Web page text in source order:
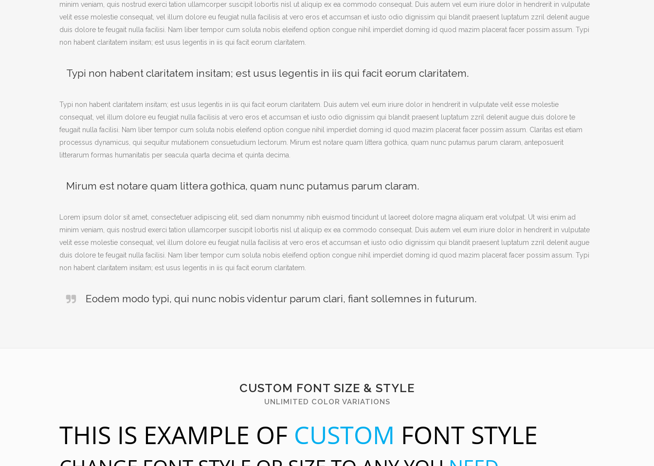
minim veniam, quis nostrud exerci tation ullamcorper suscipit lobortis nisl ut aliquip ex ea commodo consequat. Duis autem vel eum iriure dolor in hendrerit in vulputate
velit esse molestie consequat, vel illum dolore eu feugiat nulla facilisis at vero eros et accumsan et iusto odio dignissim qui blandit praesent luptatum zzril delenit augue
duis dolore te feugait nulla facilisi. Nam liber tempor cum soluta nobis eleifend option congue nihil imperdiet doming id quod mazim placerat facer possim assum. Typi
non habent claritatem insitam; est usus legentis in iis qui facit eorum claritatem.
Typi non habent claritatem insitam; est usus legentis in iis qui facit eorum claritatem.
Typi non habent claritatem insitam; est usus legentis in iis qui facit eorum claritatem. Duis autem vel eum iriure dolor in hendrerit in vulputate velit esse molestie
consequat, vel illum dolore eu feugiat nulla facilisis at vero eros et accumsan et iusto odio dignissim qui blandit praesent luptatum zzril delenit augue duis dolore te
feugait nulla facilisi. Nam liber tempor cum soluta nobis eleifend option congue nihil imperdiet doming id quod mazim placerat facer possim assum. Claritas est etiam
processus dynamicus, qui sequitur mutationem consuetudium lectorum. Mirum est notare quam littera gothica, quam nunc putamus parum claram, anteposuerit
litterarum formas humanitatis per seacula quarta decima et quinta decima.
Mirum est notare quam littera gothica, quam nunc putamus parum claram.
Lorem ipsum dolor sit amet, consectetuer adipiscing elit, sed diam nonummy nibh euismod tincidunt ut laoreet dolore magna aliquam erat volutpat. Ut wisi enim ad
minim veniam, quis nostrud exerci tation ullamcorper suscipit lobortis nisl ut aliquip ex ea commodo consequat. Duis autem vel eum iriure dolor in hendrerit in vulputate
velit esse molestie consequat, vel illum dolore eu feugiat nulla facilisis at vero eros et accumsan et iusto odio dignissim qui blandit praesent luptatum zzril delenit augue
duis dolore te feugait nulla facilisi. Nam liber tempor cum soluta nobis eleifend option congue nihil imperdiet doming id quod mazim placerat facer possim assum. Typi
non habent claritatem insitam; est usus legentis in iis qui facit eorum claritatem.
Eodem modo typi, qui nunc nobis videntur parum clari, fiant sollemnes in futurum.
CUSTOM FONT SIZE & STYLE
UNLIMITED COLOR VARIATIONS
THIS IS EXAMPLE OF CUSTOM FONT STYLE